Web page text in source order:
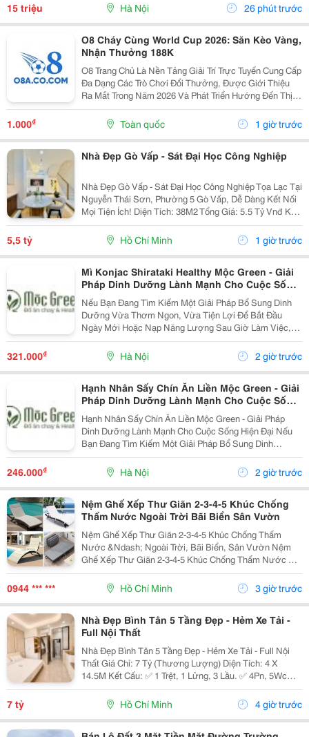
Mua Bán, Tính Lương Nhân Viên, Hợp...
15 triệu Hà Nội 26 phút trước
O8 Cháy Cùng World Cup 2026: Săn Kèo Vàng,
Nhận Thưởng 188K
O8 Trang Chủ Là Nền Tảng Giải Trí Trực Tuyến Cung Cấp
Đa Dạng Các Trò Chơi Đổi Thưởng, Được Giới Thiệu
Ra Mắt Trong Năm 2026 Và Phát Triển Hướng Đến Thị
Trường Châu Á. Theo Thông Tin Từ Nền Tảng, O8 Hoạt
Động Theo Các Tiêu Chuẩn Áp Dụng Trong Lĩnh...
1.000₫ Toàn quốc 1 giờ trước
Nhà Đẹp Gò Vấp - Sát Đại Học Công Nghiệp
Nhà Đẹp Gò Vấp - Sát Đại Học Công Nghiệp Tọa Lạc Tại
Nguyễn Thái Sơn, Phường 5 Gò Vấp, Dễ Dàng Kết Nối
Mọi Tiện Ích! Diện Tích: 38M2 Tổng Giá: 5.5 Tỷ Vnđ Kết
Cấu: Nhà 1 Trệt 2 Lầu Kiên Cố, 3Pn, 3Wc, Ban Công,
Sân Thượng Thoáng Mát, Sẵn Sàng Dọn...
5,5 tỷ Hồ Chí Minh 1 giờ trước
Mì Konjac Shirataki Healthy Mộc Green - Giải
Pháp Dinh Dưỡng Lành Mạnh Cho Cuộc Sống
Hiện Đại
Nếu Bạn Đang Tìm Kiếm Một Giải Pháp Bổ Sung Dinh
Dưỡng Vừa Thơm Ngon, Vừa Tiện Lợi Để Bắt Đầu
Ngày Mới Hoặc Nạp Năng Lượng Sau Giờ Làm Việc,
Thì Mì Konjac Shirataki Healthy Mộc Green Chính Là
Lựa Chọn Hoàn Hảo. Vì Sao Nên Lựa Chọn Mì Konjac...
321.000₫ Hà Nội 2 giờ trước
Hạnh Nhân Sấy Chín Ăn Liền Mộc Green - Giải
Pháp Dinh Dưỡng Lành Mạnh Cho Cuộc Sống
Hiện Đại
Hạnh Nhân Sấy Chín Ăn Liền Mộc Green - Giải Pháp
Dinh Dưỡng Lành Mạnh Cho Cuộc Sống Hiện Đại Nếu
Bạn Đang Tìm Kiếm Một Giải Pháp Bổ Sung Dinh
Dưỡng Vừa Thơm Ngon, Vừa Tiện Lợi Để Bắt Đầu
Ngày Mới Hoặc Nạp Năng Lượng Sau Giờ Làm Việc,
Thì Hạnh Nhân...
246.000₫ Hà Nội 2 giờ trước
Nệm Ghế Xếp Thư Giãn 2-3-4-5 Khúc Chống
Thấm Nước Ngoài Trời Bãi Biển Sân Vườn
Nệm Ghế Xếp Thư Giãn 2-3-4-5 Khúc Chống Thấm
Nước &Ndash; Ngoài Trời, Bãi Biển, Sân Vườn Nệm
Ghế Xếp Thư Giãn 2-3-4-5 Khúc Chống Thấm Nước Có
Nhiều Mẫu, Kích Thước, Màu Sắc Và Chất Liệu Phù
Hợp Nhu Cầu Lựa Chọn. Sản Phẩm Hoàn Thiện Tỉ Mỉ,
Bền Đẹp,...
0944 *** *** Hồ Chí Minh 3 giờ trước
Nhà Đẹp Bình Tân 5 Tầng Đẹp - Hẻm Xe Tải -
Full Nội Thất
Nhà Đẹp Bình Tân 5 Tầng Đẹp - Hẻm Xe Tải - Full Nội
Thất Giá Chỉ: 7 Tỷ (Thương Lượng) Diện Tích: 4 X
14.5M Kết Cấu: ✅ 1 Trệt, 1 Lửng, 3 Lầu. ✅ 4Pn, 5Wc
(Có Thể Bố Trí 6Pn). ✅ Phòng Thờ, Phòng Giặt, Sân
Thượng. Hẻm Xe Tải, Gần Mặt Tiền, Thuận...
7 tỷ Hồ Chí Minh 4 giờ trước